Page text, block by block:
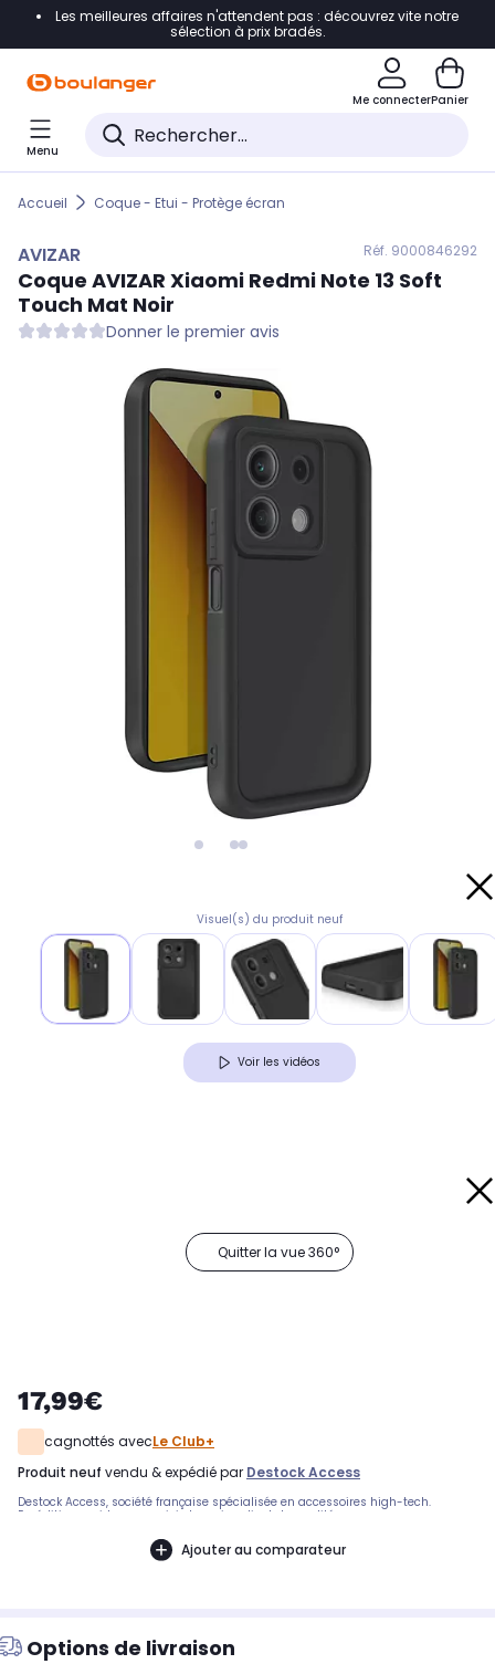
Accéder directement à la navigation
Accéder directement au pied de page
Accéder directement au chatbot
Les meilleures affaires n'attendent pas : découvrez vite notre
sélection à prix bradés.
Me connecterPanier
Menu
Accueil Coque - Etui - Protège écran
AVIZAR Réf. 9000846292
Coque AVIZAR Xiaomi Redmi Note 13 Soft
Touch Mat Noir
Donner le premier avis
Visuel(s) du produit neuf
Voir les vidéos
Quitter la vue 360°
17,99€
cagnottés avecLe Club+
produit neuf vendu & expédié par Destock Access
Destock Access, société française spécialisée en accessoires high-tech.
Expédition rapide avec suivi et service client de qualité.
Ajouter au comparateur
Options de livraison